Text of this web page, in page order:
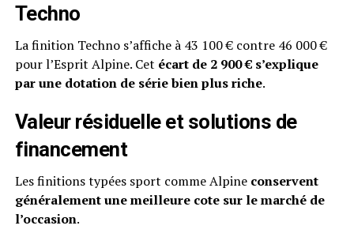
Techno
La finition Techno s’affiche à 43 100 € contre 46 000 €
pour l’Esprit Alpine. Cet écart de 2 900 € s’explique
par une dotation de série bien plus riche.
Valeur résiduelle et solutions de
financement
Les finitions typées sport comme Alpine conservent
généralement une meilleure cote sur le marché de
l’occasion.